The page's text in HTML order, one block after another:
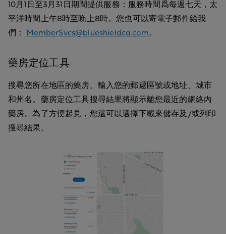
10月1日至3月31日期間提供服務：服務時間爲每週七天，太
平洋時間上午8時至晚上8時。您也可以寄電子郵件給我
們：
MemberSvcs@blueshieldca.com。
藥房定位工具
搜尋您所在地區的藥房。輸入您的郵遞區號或地址、城市
和州名。藥房定位工具搜尋結果將顯示離您最近的網絡內
藥房。為了方便起見，您還可以選擇下載來儲存及/或列印
搜尋結果。